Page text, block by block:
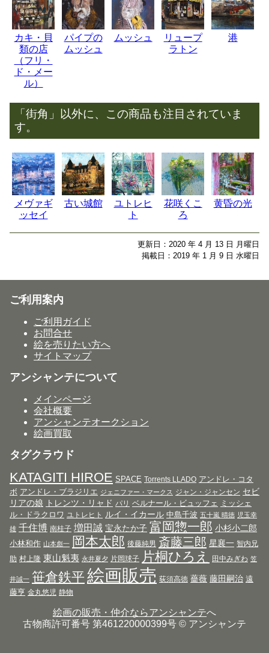
カキ・貝
類の店
（フリ・
ド・メー
ル）
パイプの
ムッシュ
ムッシュ
リュープ
ラトン
港
「街角」以外に、この商品も注目されていま
す。
メヴァギ
ッセイ
古い城館
ユトレヒ
ト
花咲くこ
ろ
黄昏の光
更新日：2020 年 4 月 13 日 月曜日
掲載日：2019 年 1 月 9 日 水曜日
ご利用案内
ご利用ガイド
お問合せ
絵を売りたい方へ
サイトマップ
アンシャンテについて
メインページ
会社概要
アンシャンテオークション
絵画買取
タグクラウド
KATAGITI HIROE SPACE Torrents LLADO アンドレ・コタ
ボ アンドレ・ブラジリエ ジェニファー・マークス ジャン・ジャンセン セビ
リアの娘
トレンツ・リャド パリ ベルナール・ビュッフェ ミッシェ
ル・ドラクロワ ユトレヒト ルイ・イカール 中島千波 五十嵐 晴徳 児玉幸
雄 千住博 南桂子 増田誠 宝永たか子 富岡惣一郎 小杉小二郎
小林和作 山本彪一 岡本太郎 後藤純男 斎藤三郎 星襄一 智内兄
助 村上隆 東山魁夷 永井夏夕 片岡球子 片桐ひろえ 田中みぎわ 笠
井誠一 笹倉鉄平 絵画販売 荻須高徳 薔薇 藤田嗣治 遠
藤亨 金丸悠児 静物
絵画の販売・仲介ならアンシャンテへ
古物商許可番号 第461220000399号 © アンシャンテ